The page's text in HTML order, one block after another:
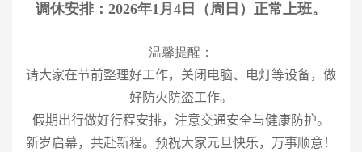
调休安排：2026年1月4日（周日）正常上班。
温馨提醒：
请大家在节前整理好工作，关闭电脑、电灯等设备，做
好防火防盗工作。
假期出行做好行程安排，注意交通安全与健康防护。
新岁启幕，共赴新程。预祝大家元旦快乐，万事顺意！